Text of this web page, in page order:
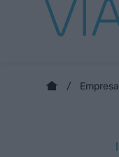
Empresa